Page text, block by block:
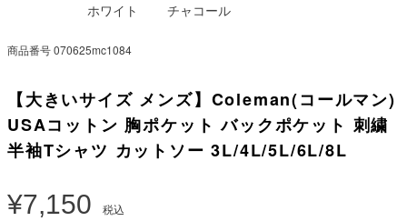
ホワイト チャコール
商品番号070625mc1084
【大きいサイズ メンズ】Coleman(コールマン)
USAコットン 胸ポケット バックポケット 刺繍
半袖Tシャツ カットソー 3L/4L/5L/6L/8L
¥7,150 税込